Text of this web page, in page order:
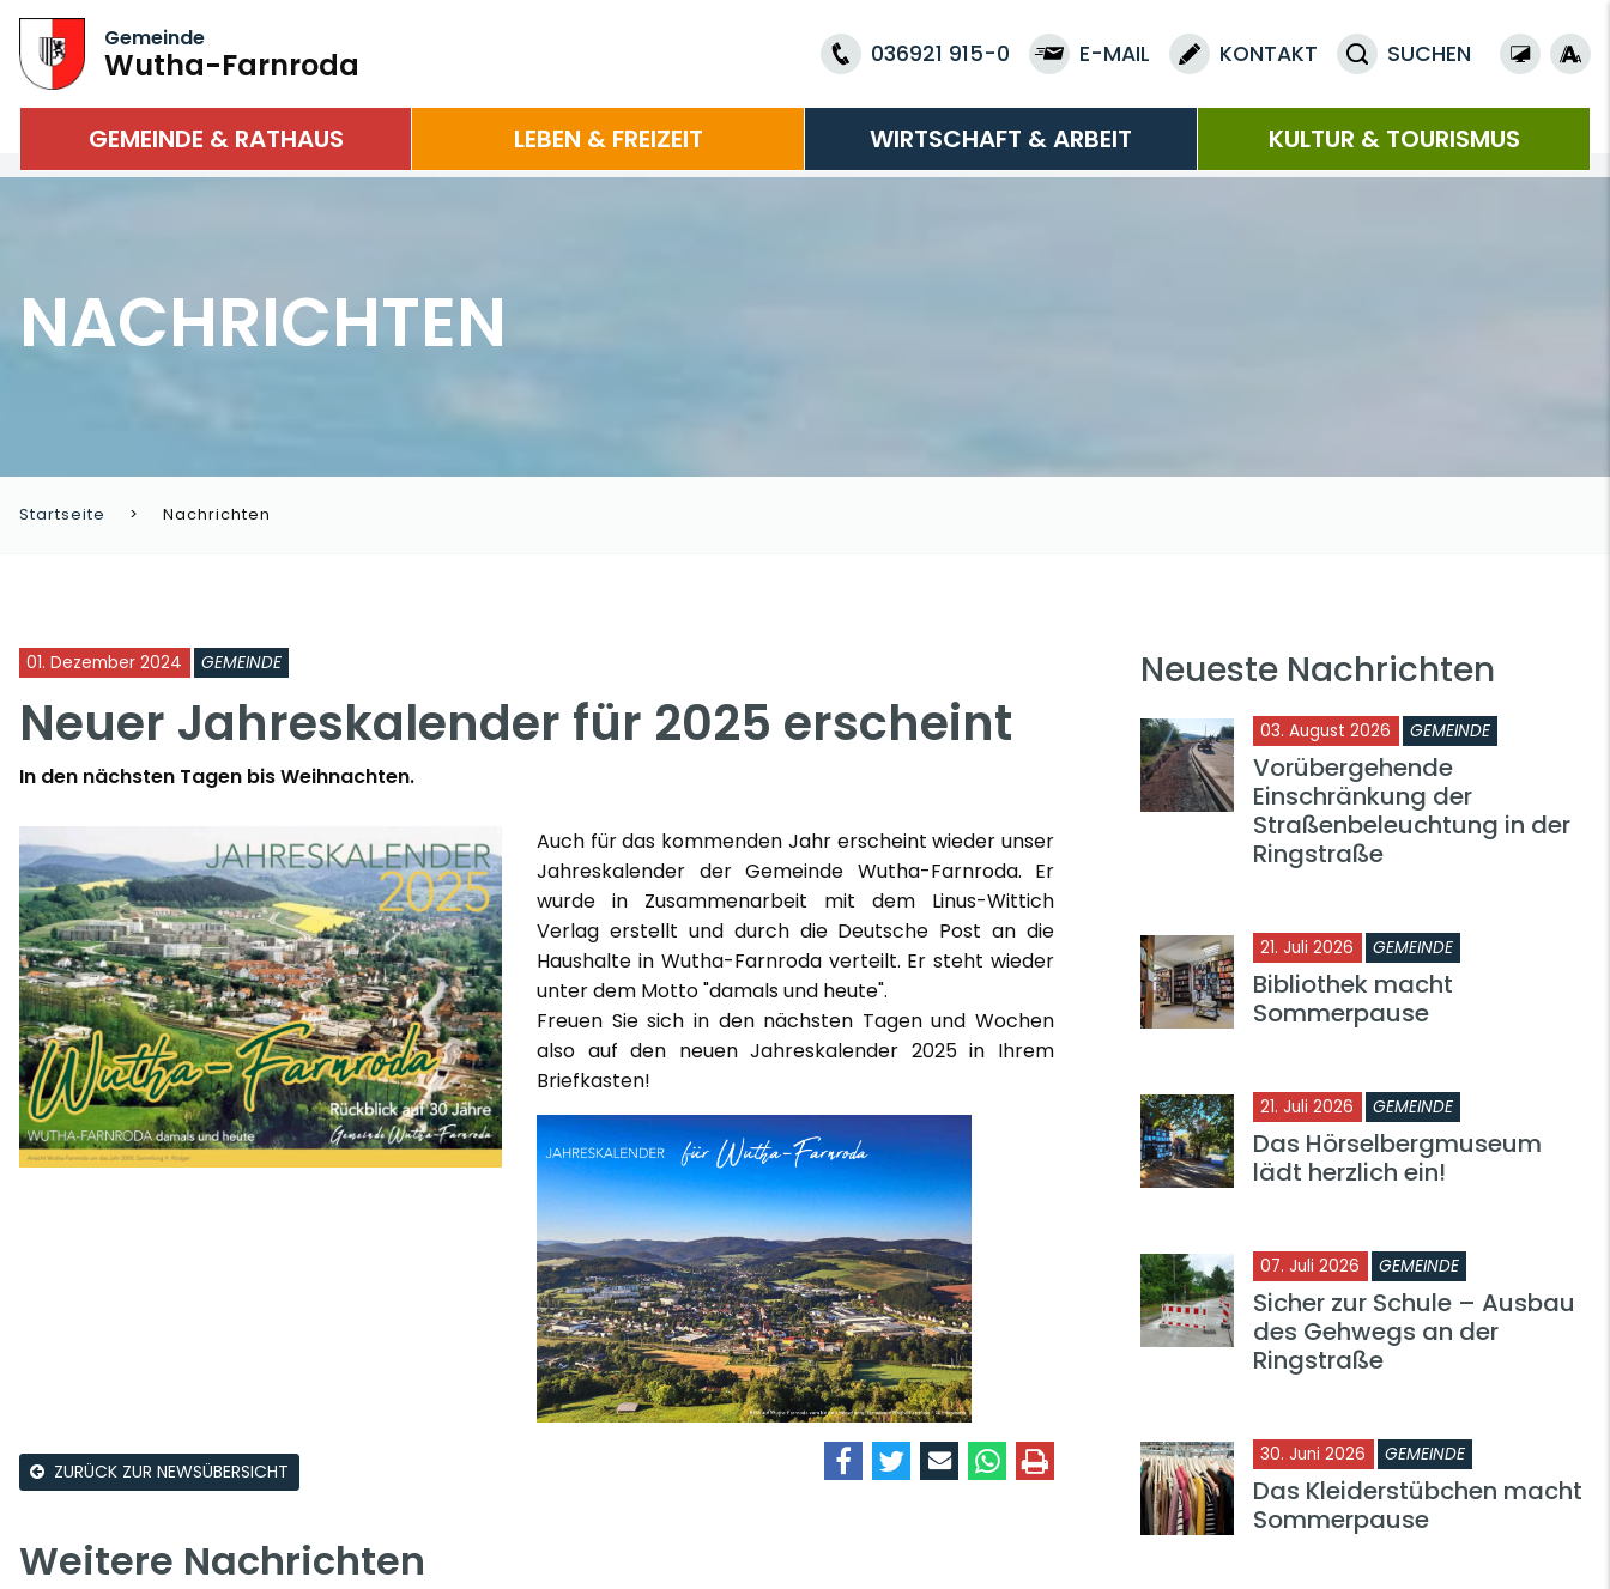
Gemeinde
Wutha-Farnroda 036921 915-0 E-MAIL KONTAKT SUCHEN
GEMEINDE & RATHAUS LEBEN & FREIZEIT WIRTSCHAFT & ARBEIT KULTUR & TOURISMUS
NACHRICHTEN
Startseite Nachrichten
01. Dezember 2024 GEMEINDE
Neuer Jahreskalender für 2025 erscheint
In den nächsten Tagen bis Weihnachten.
Auch für das kommenden Jahr erscheint wieder unser
Jahreskalender der Gemeinde Wutha-Farnroda. Er
wurde in Zusammenarbeit mit dem Linus-Wittich
Verlag erstellt und durch die Deutsche Post an die
Haushalte in Wutha-Farnroda verteilt. Er steht wieder
unter dem Motto "damals und heute".
Freuen Sie sich in den nächsten Tagen und Wochen
also auf den neuen Jahreskalender 2025 in Ihrem
Briefkasten!
ZURÜCK ZUR NEWSÜBERSICHT
Weitere Nachrichten
Neueste Nachrichten
03. August 2026 GEMEINDE
Vorübergehende
Einschränkung der
Straßenbeleuchtung in der
Ringstraße
21. Juli 2026 GEMEINDE
Bibliothek macht
Sommerpause
21. Juli 2026 GEMEINDE
Das Hörselbergmuseum
lädt herzlich ein!
07. Juli 2026 GEMEINDE
Sicher zur Schule – Ausbau
des Gehwegs an der
Ringstraße
30. Juni 2026 GEMEINDE
Das Kleiderstübchen macht
Sommerpause